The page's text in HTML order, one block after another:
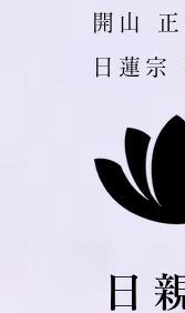
開山
日蓮宗
日